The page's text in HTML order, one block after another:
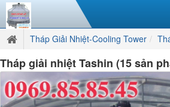
Tháp Giải Nhiệt-Cooling Tower
Tháp giải nhiệt Tashin (15 sản